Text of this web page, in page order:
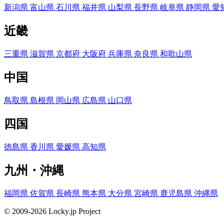
新潟県 富山県 石川県 福井県 山梨県 長野県 岐阜県 静岡県 愛
近畿
三重県 滋賀県 京都府 大阪府 兵庫県 奈良県 和歌山県
中国
鳥取県 島根県 岡山県 広島県 山口県
四国
徳島県 香川県 愛媛県 高知県
九州・沖縄
福岡県 佐賀県 長崎県 熊本県 大分県 宮崎県 鹿児島県 沖縄県
© 2009-2026 Locky.jp Project